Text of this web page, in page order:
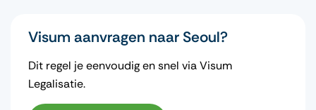
Visum aanvragen naar Seoul?
Dit regel je eenvoudig en snel via Visum
Legalisatie.